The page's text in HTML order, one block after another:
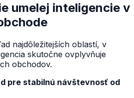
umelej inteligencie v
najdôležitejších oblastí, v
skutočne ovplyvňuje
obchodov.
pre stabilnú návštevnosť od